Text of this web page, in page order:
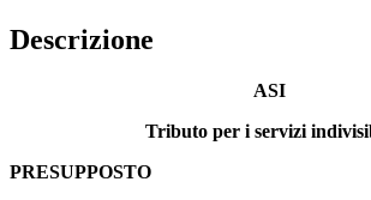
Descrizione
ASI
Tributo per i servizi
PRESUPPOSTO